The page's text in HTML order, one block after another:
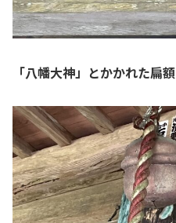
「八幡大神」とかかれた扁額